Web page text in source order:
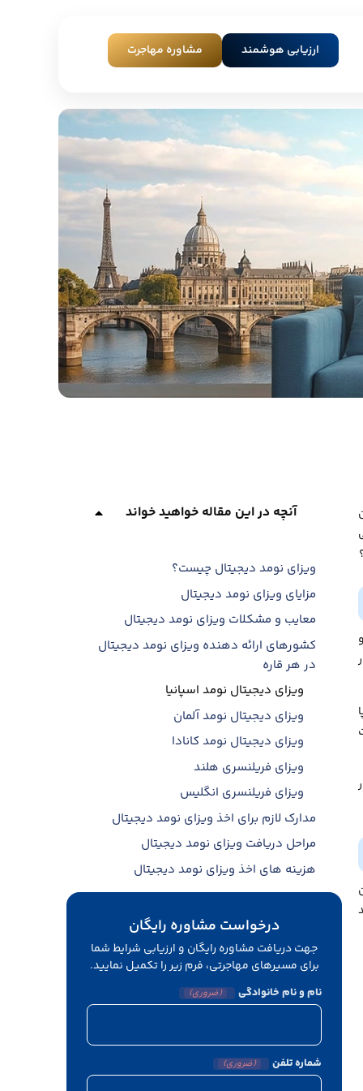
ارزیابی هوشمند مشاوره مهاجرت
آنچه در این مقاله خواهید خواند
ویزای نومد دیجیتال چیست؟
مزایای ویزای نومد دیجیتال
معایب و مشکلات ویزای نومد دیجیتال
کشورهای ارائه دهنده ویزای نومد دیجیتال
در هر قاره
ویزای دیجیتال نومد اسپانیا
ویزای دیجیتال نومد آلمان
ویزای دیجیتال نومد کانادا
ویزای فریلنسری هلند
ویزای فریلنسری انگلیس
مدارک لازم برای اخذ ویزای نومد دیجیتال
مراحل دریافت ویزای نومد دیجیتال
هزینه های اخذ ویزای نومد دیجیتال
دلایل ریجکت درخواست ویزای دیجیتال نومد
مدت اعتبار ویزای نومد دیجیتال
شرایط تمدید ویزای نومد دیجیتال
شرایط تبدیل ویزای نومد دیجیتال به اقامت
دائم
راحت ترین کشور برای دریافت ویزای نومد
دیجیتال
درخواست مشاوره رایگان
جهت دریافت مشاوره رایگان و ارزیابی شرایط شما
برای مسیرهای مهاجرتی، فرم زیر را تکمیل نمایید.
نام و نام خانوادگی (ضروری)
شماره تلفن (ضروری)